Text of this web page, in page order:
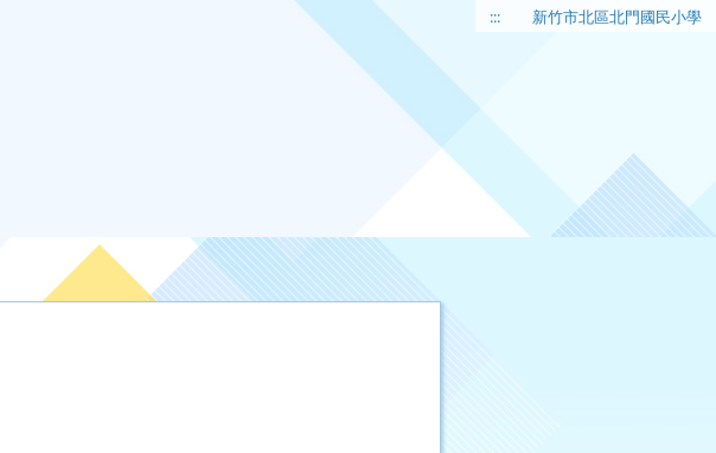
::: 新竹市北區北門國民小學